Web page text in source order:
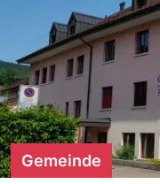
Gemeinde